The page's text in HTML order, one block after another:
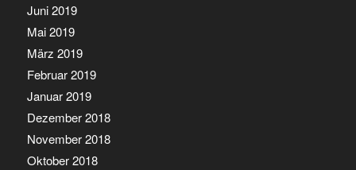
Juni 2019
Mai 2019
März 2019
Februar 2019
Januar 2019
Dezember 2018
November 2018
Oktober 2018